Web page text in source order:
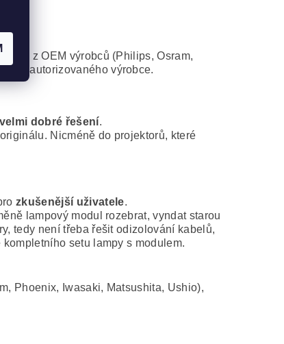
z OEM výrobců (Philips, Osram,
autorizovaného výrobce.
dobré řešení.
Nicméně do projektorů, které
zkušenější uživatele.
lampový modul rozebrat, vyndat starou
tedy není třeba řešit odizolování kabelů,
setu lampy s modulem.
Phoenix, Iwasaki, Matsushita, Ushio),